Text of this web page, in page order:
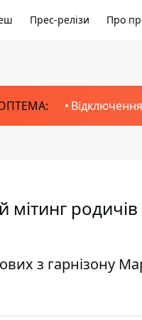
Прес-релізи Про
мітинг
з гарнізону